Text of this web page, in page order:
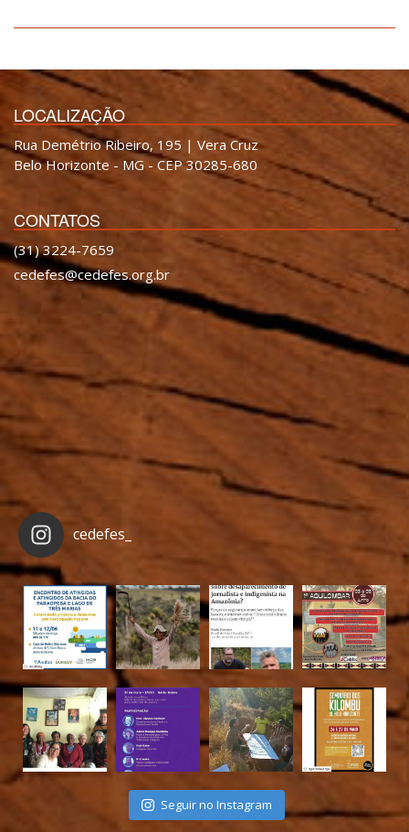
LOCALIZAÇÃO
Rua Demétrio Ribeiro, 195 | Vera Cruz
Belo Horizonte - MG - CEP 30285-680
CONTATOS
(31) 3224-7659
cedefes@cedefes.org.br
cedefes_
Seguir no Instagram